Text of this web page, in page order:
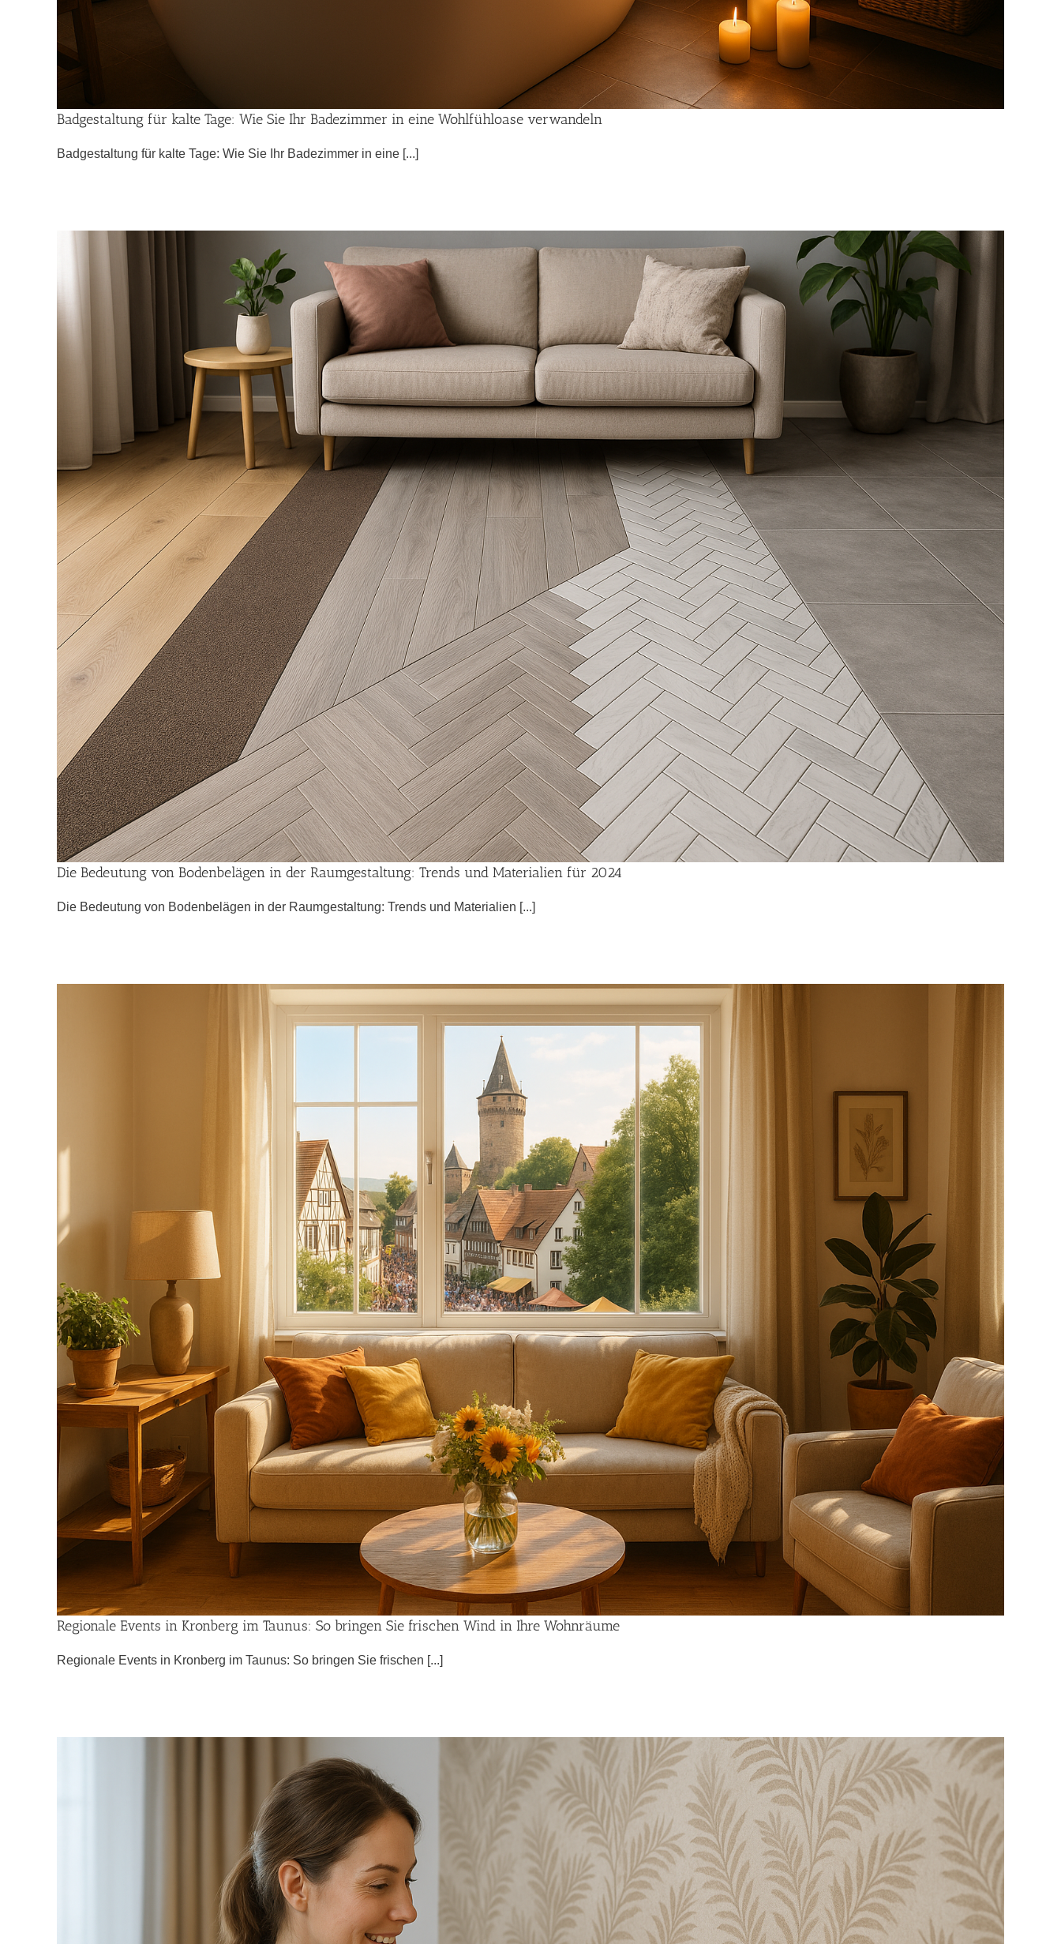
Badgestaltung für kalte Tage: Wie Sie Ihr Badezimmer in eine Wohlfühloase verwandeln
Badgestaltung für kalte Tage: Wie Sie Ihr Badezimmer in eine [...]
Die Bedeutung von Bodenbelägen in der Raumgestaltung: Trends und Materialien für 2024
Die Bedeutung von Bodenbelägen in der Raumgestaltung: Trends und Materialien [...]
Regionale Events in Kronberg im Taunus: So bringen Sie frischen Wind in Ihre Wohnräume
Regionale Events in Kronberg im Taunus: So bringen Sie frischen [...]